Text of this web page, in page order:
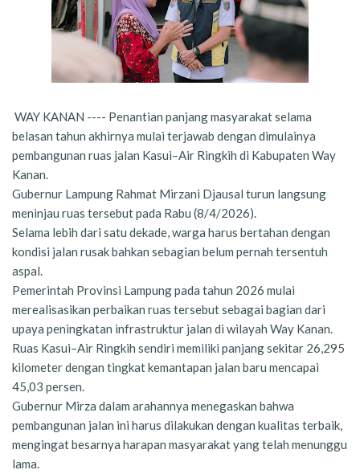
WAY KANAN ---- Penantian panjang masyarakat selama
belasan tahun akhirnya mulai terjawab dengan dimulainya
pembangunan ruas jalan Kasui–Air Ringkih di Kabupaten Way
Kanan.
Gubernur Lampung Rahmat Mirzani Djausal turun langsung
meninjau ruas tersebut pada Rabu (8/4/2026).
Selama lebih dari satu dekade, warga harus bertahan dengan
kondisi jalan rusak bahkan sebagian belum pernah tersentuh
aspal.
Pemerintah Provinsi Lampung pada tahun 2026 mulai
merealisasikan perbaikan ruas tersebut sebagai bagian dari
upaya peningkatan infrastruktur jalan di wilayah Way Kanan.
Ruas Kasui–Air Ringkih sendiri memiliki panjang sekitar 26,295
kilometer dengan tingkat kemantapan jalan baru mencapai
45,03 persen.
Gubernur Mirza dalam arahannya menegaskan bahwa
pembangunan jalan ini harus dilakukan dengan kualitas terbaik,
mengingat besarnya harapan masyarakat yang telah menunggu
lama.